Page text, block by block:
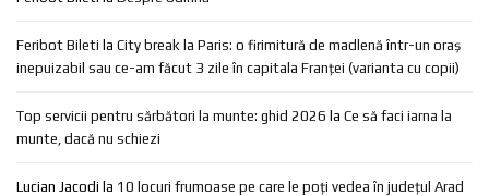
Feribot Bileti la City break la Paris: o firimitură de madlenă într-un oraș
inepuizabil sau ce-am făcut 3 zile în capitala Franței (varianta cu copii)
Top servicii pentru sărbători la munte: ghid 2026 la Ce să faci iarna la
munte, dacă nu schiezi
Lucian Jacodi la 10 locuri frumoase pe care le poți vedea în județul Arad